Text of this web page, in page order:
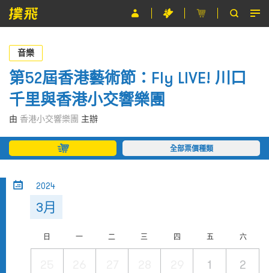
節目
主辦單位
關於撲飛
條款及細則
EN
音樂
第52屆香港藝術節：Fly LIVE! 川口
千里與香港小交響樂團
由 香港小交響樂團 主辦
全部票價種類
2024
3月
日 一 二 三 四 五 六
1 2